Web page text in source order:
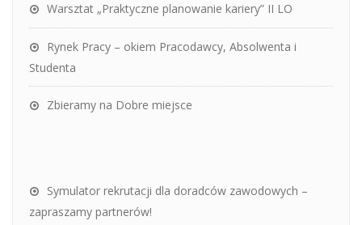
Warsztat „Praktyczne planowanie kariery” II LO
Rynek Pracy – okiem Pracodawcy, Absolwenta i
Studenta
Zbieramy na Dobre miejsce
Symulator rekrutacji dla doradców zawodowych –
zapraszamy partnerów!